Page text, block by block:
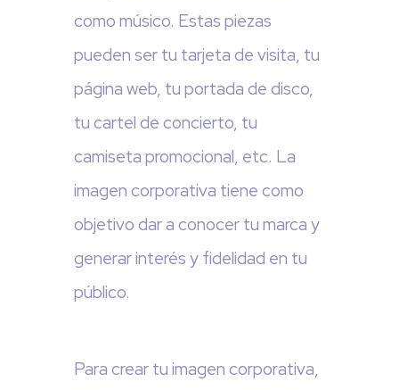
como músico. Estas piezas
pueden ser tu tarjeta de visita, tu
página web, tu portada de disco,
tu cartel de concierto, tu
camiseta promocional, etc. La
imagen corporativa tiene como
objetivo dar a conocer tu marca y
generar interés y fidelidad en tu
público.
Para crear tu imagen corporativa,